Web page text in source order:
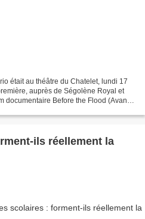
était au théâtre du Chatelet, lundi 17
auprès de Ségolène Royal et
documentaire Before the Flood (Avant
ils réellement la